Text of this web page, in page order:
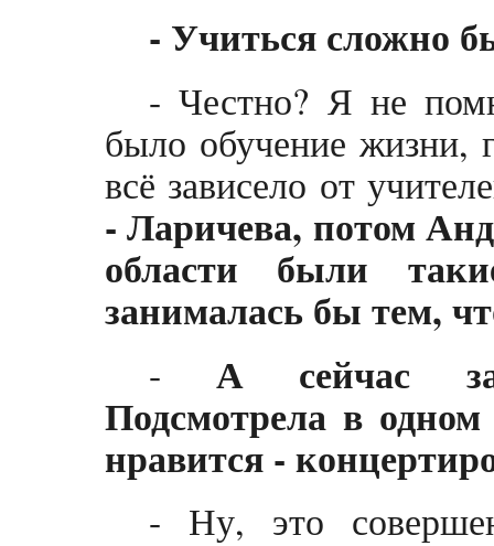
- Учиться сложно
- Честно? Я не
было обучение жизни,
всё зависело от
- Ларичева, потом
области были
занималась бы тем,
-А сейчас
Подсмотрела в
нравится -
- Ну, это